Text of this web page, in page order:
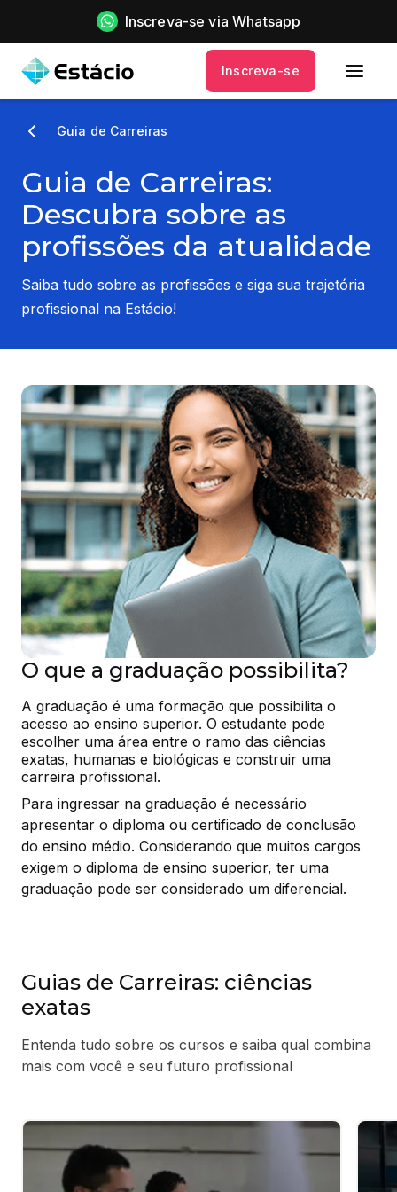
Inscreva-se via Whatsapp
Inscreva-se
Guia de Carreiras
Guia de Carreiras:
Descubra sobre as
profissões da atualidade
Saiba tudo sobre as profissões e siga sua trajetória
profissional na Estácio!
O que a graduação possibilita?
A graduação é uma formação que possibilita o
acesso ao ensino superior. O estudante pode
escolher uma área entre o ramo das ciências
exatas, humanas e biológicas e construir uma
carreira profissional.
Para ingressar na graduação é necessário
apresentar o diploma ou certificado de conclusão
do ensino médio. Considerando que muitos cargos
exigem o diploma de ensino superior, ter uma
graduação pode ser considerado um diferencial.
Guias de Carreiras: ciências
exatas
Entenda tudo sobre os cursos e saiba qual combina
mais com você e seu futuro profissional